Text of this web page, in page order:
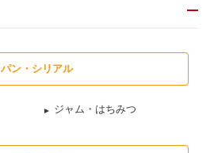
パン・シリアル
ジャム・はちみつ